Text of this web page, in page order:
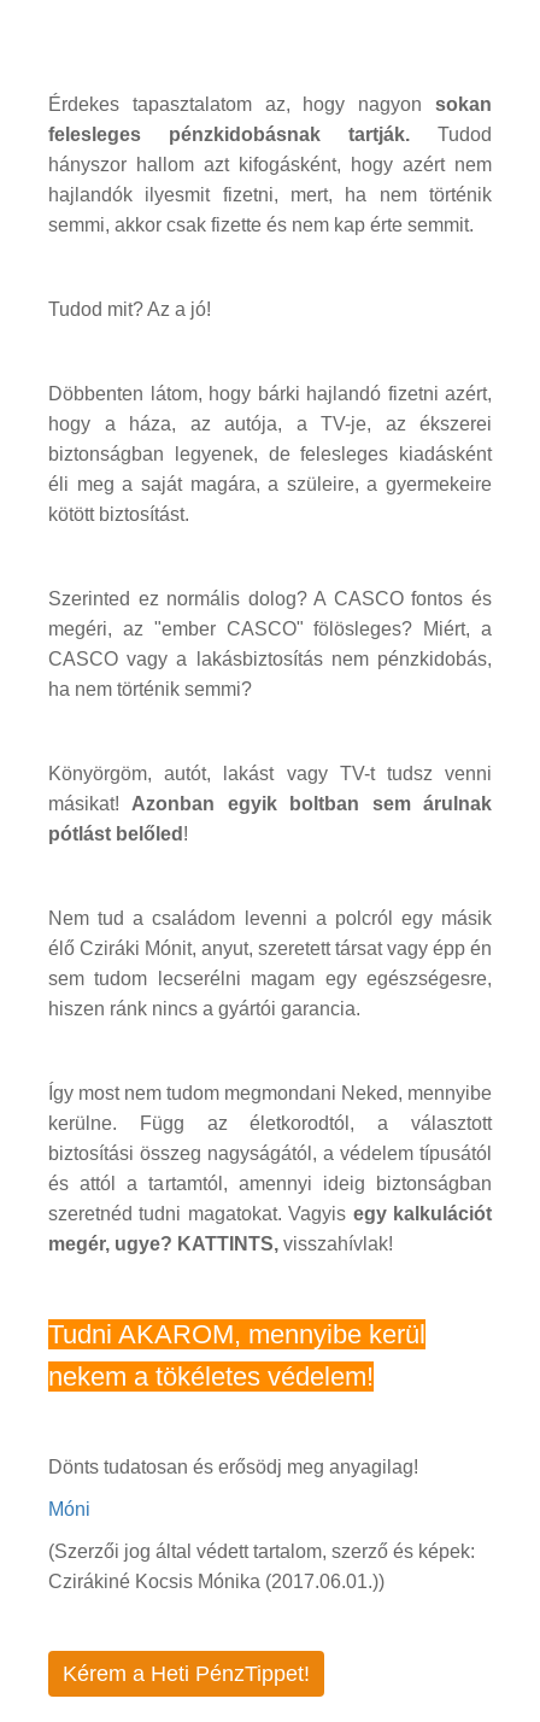
Érdekes tapasztalatom az, hogy nagyon sokan
felesleges pénzkidobásnak tartják. Tudod
hányszor hallom azt kifogásként, hogy azért nem
hajlandók ilyesmit fizetni, mert, ha nem történik
semmi, akkor csak fizette és nem kap érte semmit.
Tudod mit? Az a jó!
Döbbenten látom, hogy bárki hajlandó fizetni azért,
hogy a háza, az autója, a TV-je, az ékszerei
biztonságban legyenek, de felesleges kiadásként
éli meg a saját magára, a szüleire, a gyermekeire
kötött biztosítást.
Szerinted ez normális dolog? A CASCO fontos és
megéri, az "ember CASCO" fölösleges? Miért, a
CASCO vagy a lakásbiztosítás nem pénzkidobás,
ha nem történik semmi?
Könyörgöm, autót, lakást vagy TV-t tudsz venni
másikat! Azonban
egyik boltban sem árulnak
pótlást belőled !
Nem tud a családom levenni a polcról egy másik
élő Cziráki Mónit, anyut, szeretett társat vagy épp én
sem tudom lecserélni magam egy egészségesre,
hiszen ránk nincs a gyártói garancia.
Így most nem tudom megmondani Neked, mennyibe
kerülne. Függ az életkorodtól, a választott
biztosítási összeg nagyságától, a védelem típusától
és attól a tartamtól, amennyi ideig biztonságban
szeretnéd tudni magatokat. Vagyis egy kalkulációt
megér, ugye? KATTINTS, visszahívlak!
Tudni AKAROM, mennyibe kerül
nekem a tökéletes védelem!
Dönts tudatosan és erősödj meg anyagilag!
Móni
(Szerzői jog által védett tartalom, szerző és képek:
Czirákiné Kocsis Mónika (2017.06.01.))
Kérem a Heti PénzTippet!